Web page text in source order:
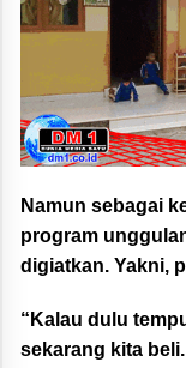
Namun sebagai
program
digiatkan. Yakni,
“Kalau dulu
sekarang kita